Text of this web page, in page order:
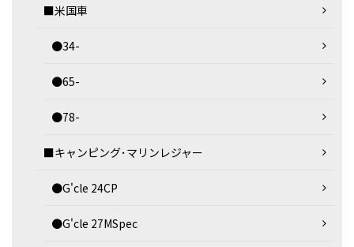
■米国車
●34-
●65-
●78-
■キャンピング･マリンレジャー
●G'cle 24CP
●G'cle 27MSpec